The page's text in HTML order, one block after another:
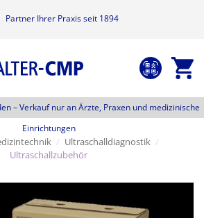
Partner Ihrer Praxis seit 1894
–Verkauf nur an Ärzte, Praxen und medizinische
Einrichtungen
/ Ultraschalldiagnostik /
Ultraschallzubehör